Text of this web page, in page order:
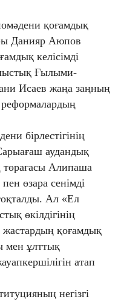
қоғамдық
Данияр Аюпов
келісімді
Ғылыми-
Исаев жаңа заңның
бірлестігінің
аудандық
төрағасы Алипаша
өзара сенімді
Ал «Ел
өкілдігінің
қоғамдық
мен ұлттық
атап
негізгі